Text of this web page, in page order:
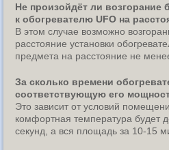
Не произойдёт ли возгорание
к обогревателю UFO на
В этом случае возможно
расстояние установки
предмета на расстояние не
За сколько времени
соответствующую его
Это зависит от условий
комфортная температура будет
секунд, а вся площадь за 10-15